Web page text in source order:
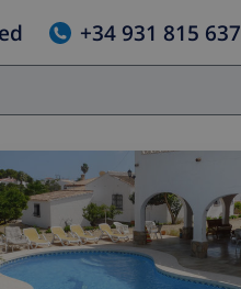
+34 931 815 637